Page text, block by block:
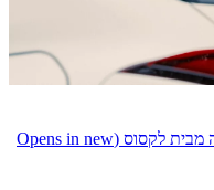
(Opens in new